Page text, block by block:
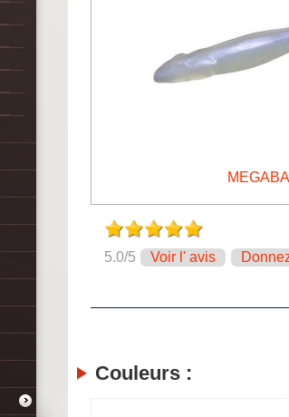
5.0/5 Voir l' avis
Couleurs :